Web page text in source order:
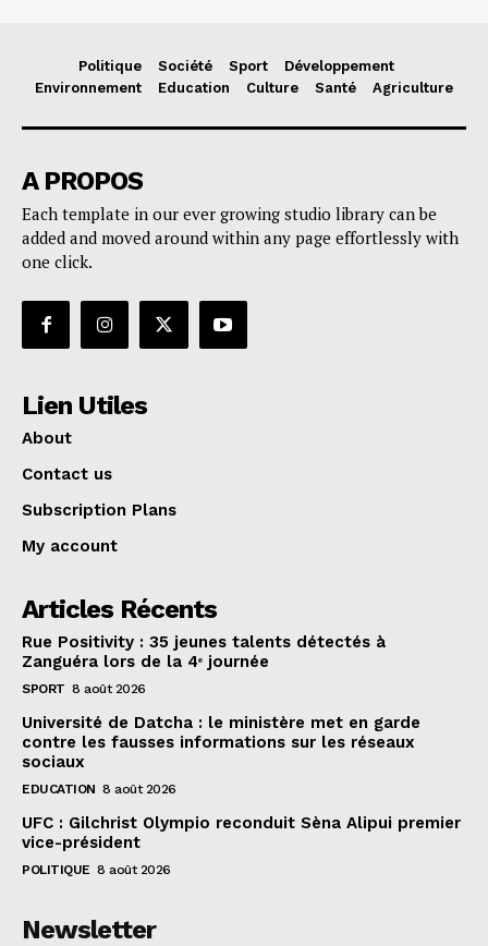
Politique Société Sport
Développement
Environnement
Education Culture Santé Agriculture
A PROPOS
Each template in our ever growing studio library can be
added and moved around within any page effortlessly with
one click.
Lien Utiles
About
Contact us
Subscription Plans
My account
Articles Récents
Rue Positivity : 35 jeunes talents détectés à
Zanguéra lors de la 4ᵉ journée
SPORT 8 août 2026
Université de Datcha : le ministère met en garde
contre les fausses informations sur les réseaux
sociaux
EDUCATION 8 août 2026
UFC : Gilchrist Olympio reconduit Sèna Alipui premier
vice-président
POLITIQUE 8 août 2026
Newsletter